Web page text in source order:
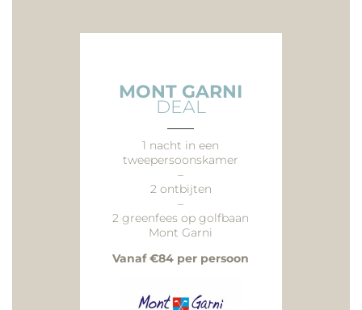
MONT GARNI
DEAL
1 nacht in een
tweepersoonskamer
–
2 ontbijten
–
2 greenfees op golfbaan
Mont Garni
Vanaf €84 per persoon